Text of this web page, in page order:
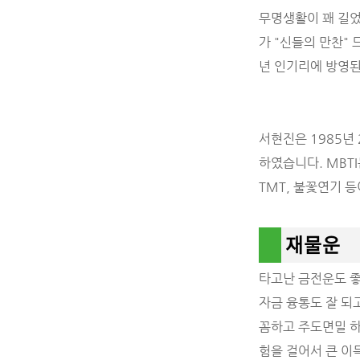
무명생활이 꽤 길
가 "신들의 만찬"
년 인기리에 방영
서현진은 1985년
하였습니다.
TMT, 불꽃연기 등
재물운
타고난 금전운도
자금 융통도 잘 되
꼼하고 주도면밀
험을 걸어서 큰 이